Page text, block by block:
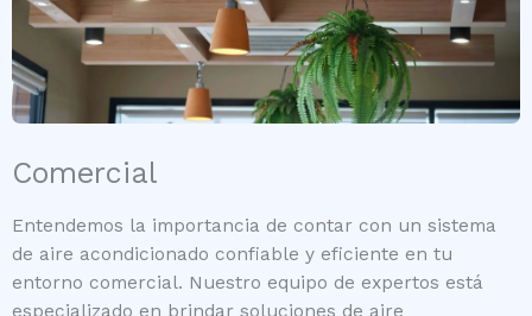
Comercial
Entendemos la importancia de contar con un sistema
de aire acondicionado confiable y eficiente en tu
entorno comercial. Nuestro equipo de expertos está
especializado en brindar soluciones de aire